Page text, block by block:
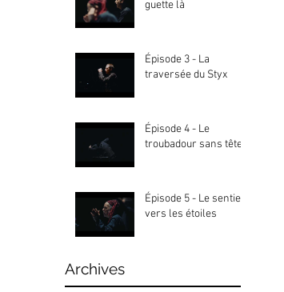
guette là
Épisode 3 - La
traversée du Styx
Épisode 4 - Le
troubadour sans tête
Épisode 5 - Le sentier
vers les étoiles
Archives